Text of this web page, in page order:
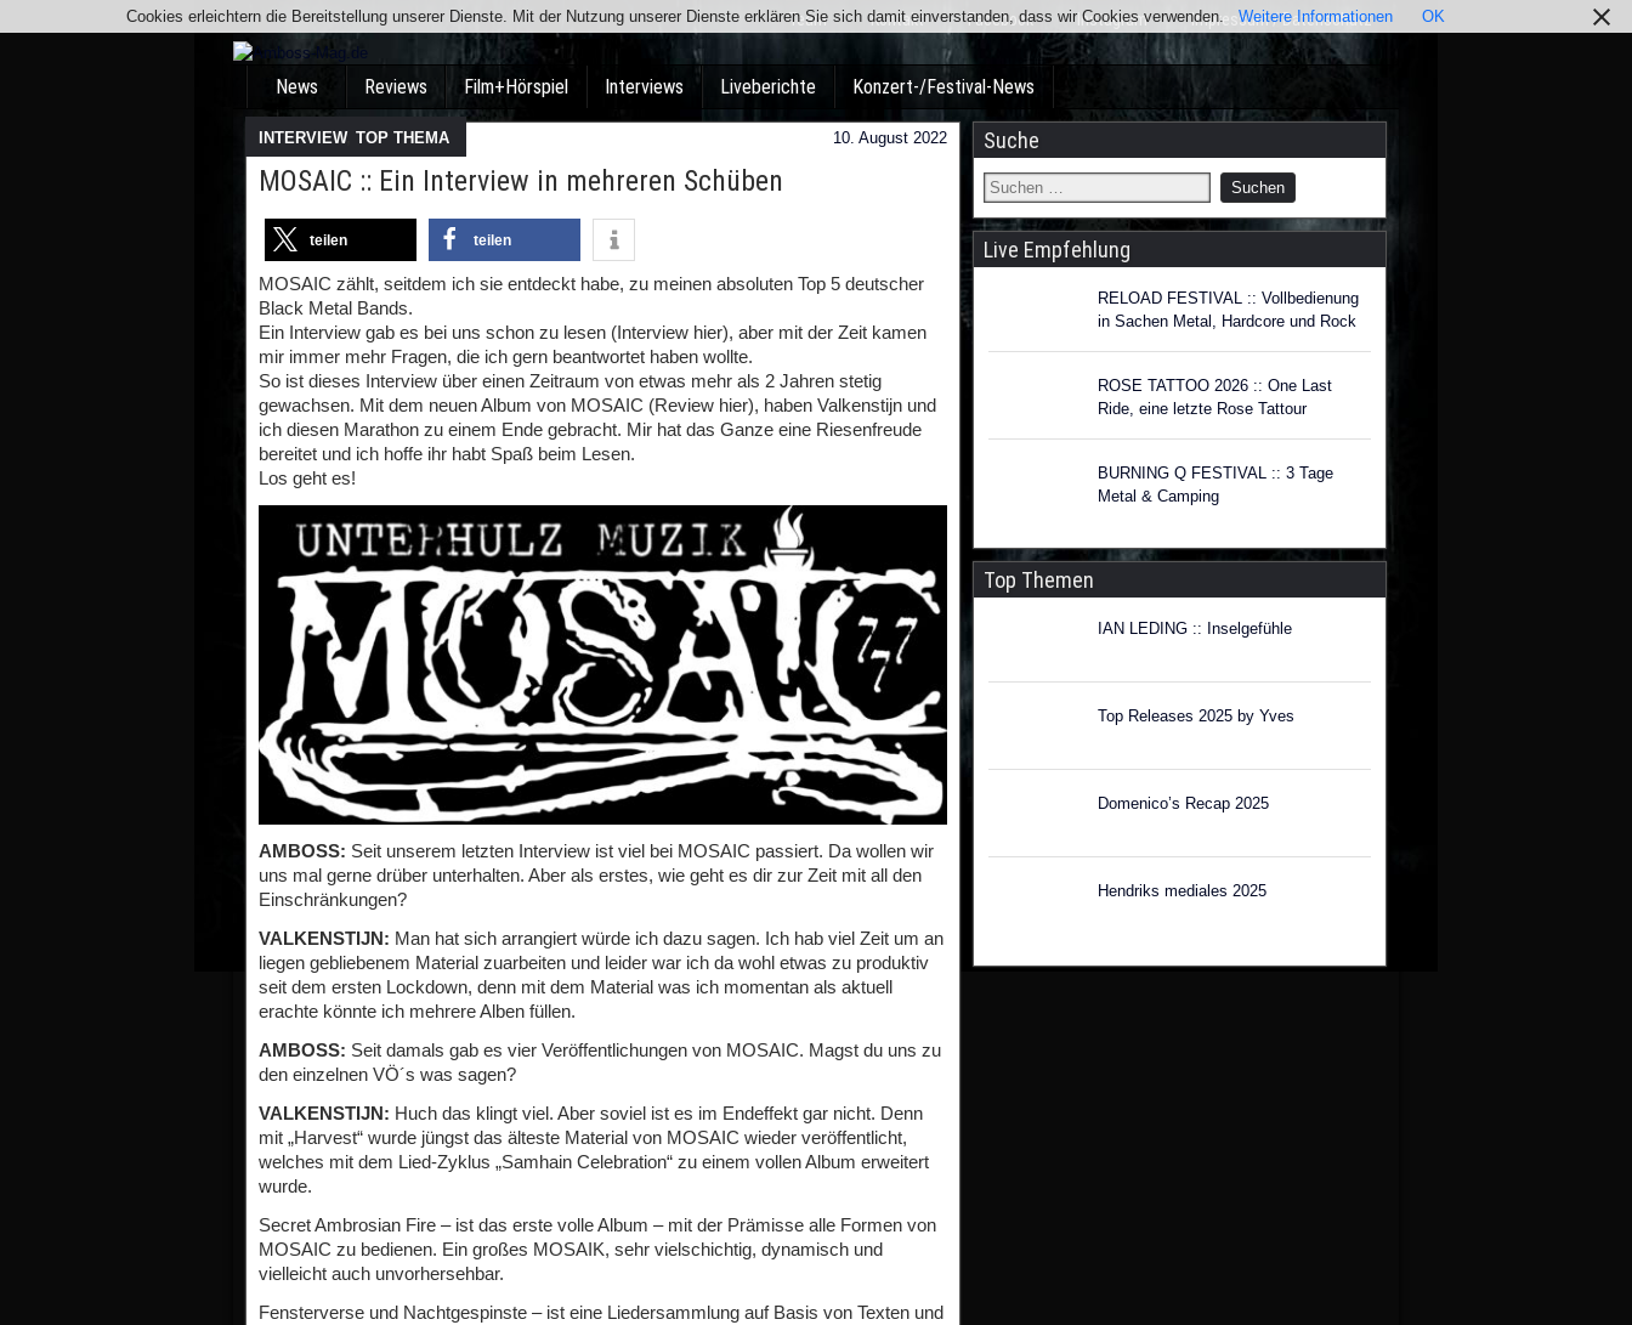
Team Kontakt Facebook Instagram Impressum / Datenschutz
News Reviews Film+Hörspiel Interviews Liveberichte Konzert-/Festival-News
INTERVIEW, TOP THEMA 10. August 2022
MOSAIC :: Ein Interview in mehreren Schüben
teilen teilen
MOSAIC zählt, seitdem ich sie entdeckt habe, zu meinen absoluten Top 5 deutscher
Black Metal Bands.
Ein Interview gab es bei uns schon zu lesen (Interview hier), aber mit der Zeit kamen
mir immer mehr Fragen, die ich gern beantwortet haben wollte.
So ist dieses Interview über einen Zeitraum von etwas mehr als 2 Jahren stetig
gewachsen. Mit dem neuen Album von MOSAIC (Review hier), haben Valkenstijn und
ich diesen Marathon zu einem Ende gebracht. Mir hat das Ganze eine Riesenfreude
bereitet und ich hoffe ihr habt Spaß beim Lesen.
Los geht es!
AMBOSS: Seit unserem letzten Interview ist viel bei MOSAIC passiert. Da wollen wir
uns mal gerne drüber unterhalten. Aber als erstes, wie geht es dir zur Zeit mit all den
Einschränkungen?
VALKENSTIJN: Man hat sich arrangiert würde ich dazu sagen. Ich hab viel Zeit um an
liegen gebliebenem Material zuarbeiten und leider war ich da wohl etwas zu produktiv
seit dem ersten Lockdown, denn mit dem Material was ich momentan als aktuell
erachte könnte ich mehrere Alben füllen.
AMBOSS: Seit damals gab es vier Veröffentlichungen von MOSAIC. Magst du uns zu
den einzelnen VÖ´s was sagen?
VALKENSTIJN: Huch das klingt viel. Aber soviel ist es im Endeffekt gar nicht. Denn
mit „Harvest“ wurde jüngst das älteste Material von MOSAIC wieder veröffentlicht,
welches mit dem Lied-Zyklus „Samhain Celebration“ zu einem vollen Album erweitert
wurde.
Secret Ambrosian Fire – ist das erste volle Album – mit der Prämisse alle Formen von
MOSAIC zu bedienen. Ein großes MOSAIK, sehr vielschichtig, dynamisch und
vielleicht auch unvorhersehbar.
Fensterverse und Nachtgespinste – ist eine Liedersammlung auf Basis von Texten und
Suche
Live Empfehlung
RELOAD FESTIVAL :: Vollbedienung
in Sachen Metal, Hardcore und Rock
ROSE TATTOO 2026 :: One Last
Ride, eine letzte Rose Tattour
BURNING Q FESTIVAL :: 3 Tage
Metal & Camping
Top Themen
IAN LEDING :: Inselgefühle
Top Releases 2025 by Yves
Domenico’s Recap 2025
Hendriks mediales 2025
Cookies erleichtern die Bereitstellung unserer Dienste. Mit der Nutzung unserer Dienste erklären Sie sich damit einverstanden, dass wir Cookies verwenden. Weitere Informationen OK